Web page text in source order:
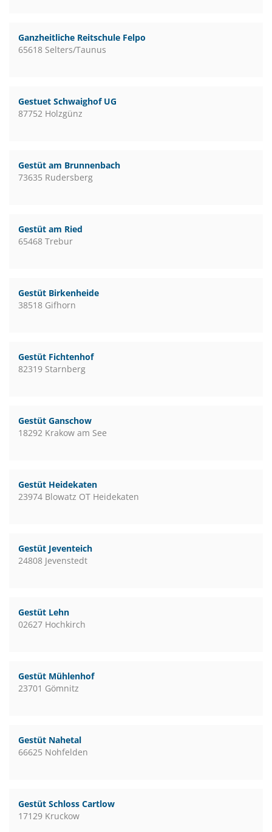
Ganzheitliche Reitschule Felpo
65618 Selters/Taunus
Gestuet Schwaighof UG
87752 Holzgünz
Gestüt am Brunnenbach
73635 Rudersberg
Gestüt am Ried
65468 Trebur
Gestüt Birkenheide
38518 Gifhorn
Gestüt Fichtenhof
82319 Starnberg
Gestüt Ganschow
18292 Krakow am See
Gestüt Heidekaten
23974 Blowatz OT Heidekaten
Gestüt Jeventeich
24808 Jevenstedt
Gestüt Lehn
02627 Hochkirch
Gestüt Mühlenhof
23701 Gömnitz
Gestüt Nahetal
66625 Nohfelden
Gestüt Schloss Cartlow
17129 Kruckow